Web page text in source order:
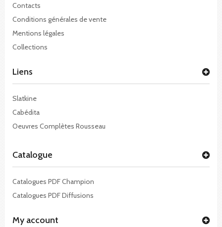
Contacts
Conditions générales de vente
Mentions légales
Collections
Liens
Slatkine
Cabédita
Oeuvres Complètes Rousseau
Catalogue
Catalogues PDF Champion
Catalogues PDF Diffusions
My account